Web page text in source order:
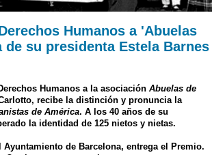
Humanos a 'Abuelas
su presidenta Estela Barnes
Humanos a la asociación Abuelas de
, recibe la distinción y pronuncia la
de América. A los 40 años de su
la identidad de 125 nietos y nietas.
de Barcelona, entrega el Premio.